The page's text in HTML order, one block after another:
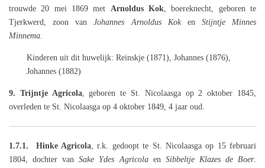
trouwde 20 mei 1869 met Arnoldus Kok, boereknecht, geboren te
Tjerkwerd, zoon van
Johannes Arnoldus Kok en
Stijntje Minnes
Minnema.
Kinderen uit dit huwelijk: Reinskje (1871), Johannes (1876),
Johannes (1882)
9. Trijntje Agricola, geboren te St. Nicolaasga op 2 oktober 1845,
overleden te St. Nicolaasga op 4 oktober 1849, 4 jaar oud.
1.7.1. Hinke Agricola, r.k. gedoopt te St. Nicolaasga op 15 februari
1804, dochter van Sake Ydes Agricola en Sibbeltje Klazes de Boer.